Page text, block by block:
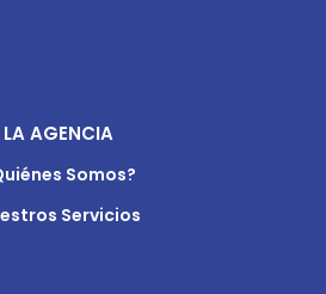
LA AGENCIA
Somos?
Servicios